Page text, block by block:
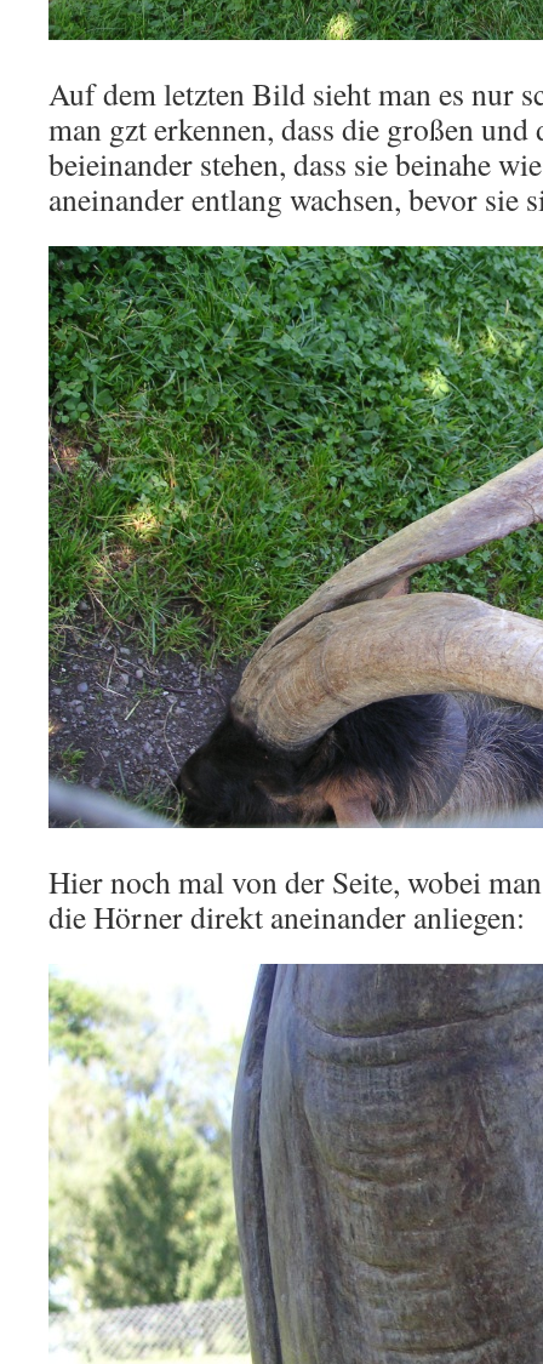
Auf dem letzten Bild sieht man es nur
man gzt erkennen, dass die großen
beieinander stehen, dass sie beinahe
aneinander entlang wachsen, bevor sie
Hier noch mal von der Seite, wobei
die Hörner direkt aneinander anliegen: